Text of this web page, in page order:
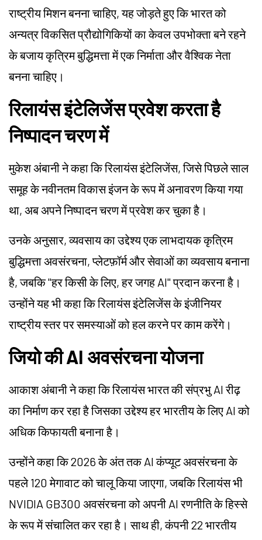
राष्ट्रीय मिशन बनना चाहिए, यह जोड़ते हुए कि भारत को
अन्यत्र विकसित प्रौद्योगिकियों का केवल उपभोक्ता बने रहने
के बजाय कृत्रिम बुद्धिमत्ता में एक निर्माता और वैश्विक नेता
बनना चाहिए।
रिलायंस इंटेलिजेंस प्रवेश करता है
निष्पादन चरण में
मुकेश अंबानी ने कहा कि रिलायंस इंटेलिजेंस, जिसे पिछले साल
समूह के नवीनतम विकास इंजन के रूप में अनावरण किया गया
था, अब अपने निष्पादन चरण में प्रवेश कर चुका है।
उनके अनुसार, व्यवसाय का उद्देश्य एक लाभदायक कृत्रिम
बुद्धिमत्ता अवसंरचना, प्लेटफ़ॉर्म और सेवाओं का व्यवसाय बनाना
है, जबकि "हर किसी के लिए, हर जगह AI" प्रदान करना है।
उन्होंने यह भी कहा कि रिलायंस इंटेलिजेंस के इंजीनियर
राष्ट्रीय स्तर पर समस्याओं को हल करने पर काम करेंगे।
जियो की AI अवसंरचना योजना
आकाश अंबानी ने कहा कि रिलायंस भारत की संप्रभु AI रीढ़
का निर्माण कर रहा है जिसका उद्देश्य हर भारतीय के लिए AI को
अधिक किफायती बनाना है।
उन्होंने कहा कि 2026 के अंत तक AI कंप्यूट अवसंरचना के
पहले 120 मेगावाट को चालू किया जाएगा, जबकि रिलायंस भी
NVIDIA GB300 अवसंरचना को अपनी AI रणनीति के हिस्से
के रूप में संचालित कर रहा है। साथ ही, कंपनी 22 भारतीय